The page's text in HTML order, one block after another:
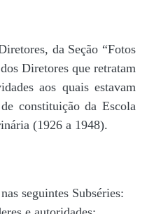
da Seção “Fotos
Diretores que retratam
aos quais estavam
constituição da Escola
(1926 a 1948).
seguintes Subséries: